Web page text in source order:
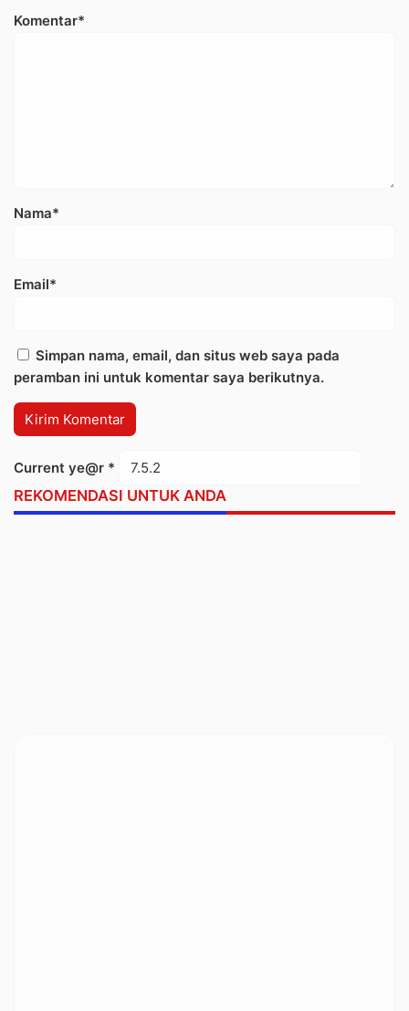
Komentar*
Nama*
Email*
Simpan nama, email, dan situs web saya pada
peramban ini untuk komentar saya berikutnya.
Current ye@r *
REKOMENDASI UNTUK ANDA